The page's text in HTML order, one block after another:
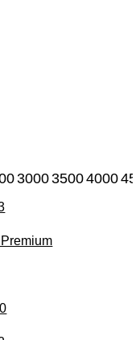
300035004000